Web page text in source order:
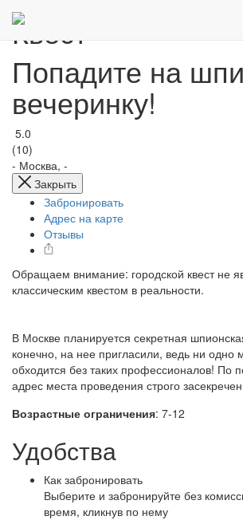
Квест
Попадите на
вечеринку!
5.0
(10)
- Москва, -
Закрыть
Забронировать
Адрес на карте
Отзывы
Обращаем внимание: городской квест не
классическим квестом в реальности.
В Москве планируется секретная
конечно, на нее пригласили, ведь ни одно
обходится без таких профессионалов! По
адрес места проведения строго
Возрастные ограничения: 7-12
Удобства
Как забронировать
Выберите и забронируйте без
время, кликнув по нему